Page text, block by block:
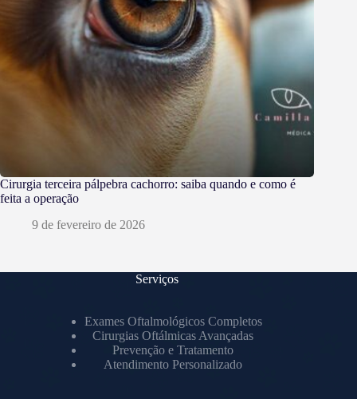
Cirurgia terceira pálpebra cachorro: saiba quando e como é
feita a operação
9 de fevereiro de 2026
Serviços
Exames Oftalmológicos Completos
Cirurgias Oftálmicas Avançadas
Prevenção e Tratamento
Atendimento Personalizado